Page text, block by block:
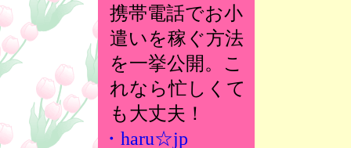
携帯電話でお小
遣いを稼ぐ方法
を一挙公開。こ
れなら忙しくて
も大丈夫！
・haru☆jp